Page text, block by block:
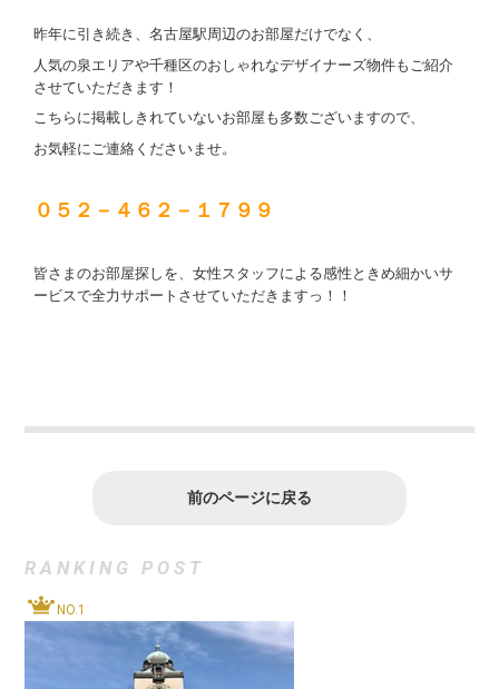
昨年に引き続き、名古屋駅周辺のお部屋だけでなく、
人気の泉エリアや千種区のおしゃれなデザイナーズ物件もご紹介
させていただきます！
こちらに掲載しきれていないお部屋も多数ございますので、
お気軽にご連絡くださいませ。
０５２－４６２－１７９９
皆さまのお部屋探しを、女性スタッフによる感性ときめ細かいサ
ービスで全力サポートさせていただきますっ！！
前のページに戻る
RANKING POST
NO.1